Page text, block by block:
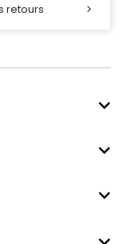
retours